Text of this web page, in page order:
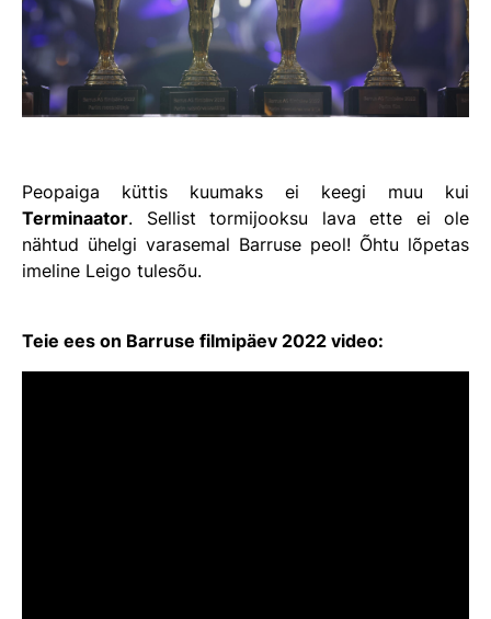
Peopaiga küttis kuumaks ei keegi muu kui
Terminaator. Sellist tormijooksu lava ette ei ole
nähtud ühelgi varasemal Barruse peol! Õhtu lõpetas
imeline Leigo tulesõu.
Teie ees on Barruse filmipäev 2022 video: